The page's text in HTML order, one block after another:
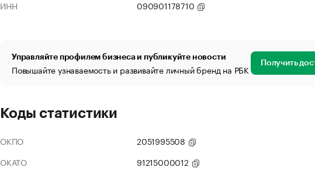
ИНН
090901178710
Управляйте профилем бизнеса и публикуйте новости
Повышайте узнаваемость и развивайте личный бренд на РБК Получить
Коды статистики
ОКПО
2051995508
ОКАТО
91215000012